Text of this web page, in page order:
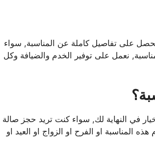
عملينا العزيز, تواصل معنا عبر الرقم 69694474 لنحصل على تفاصيل كاملة عن المناسبة, سواء
نعمل على توفير الخدم والضيافة وكل
في النهاية لك, سواء كنت تريد حجز صالة
المناسبة او الفرح او الزواج او العيد او